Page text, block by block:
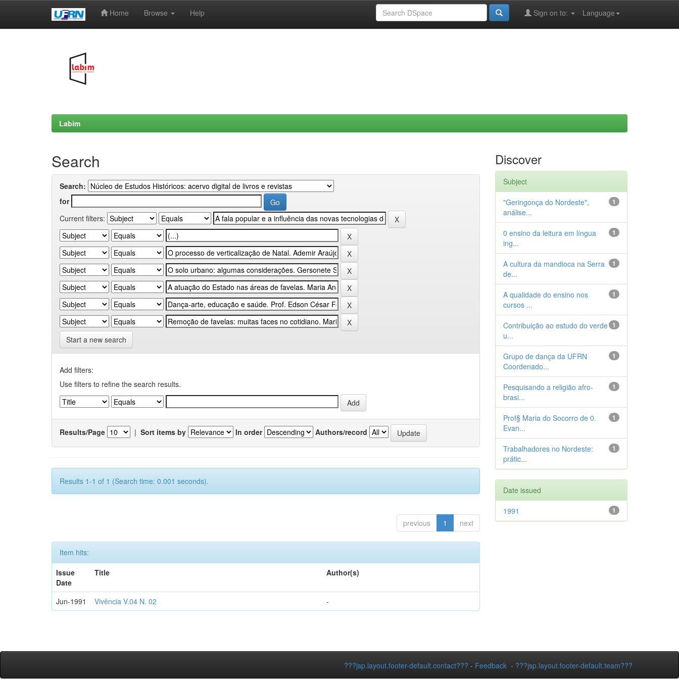
Home Browse Help Language
Sign on to:
Labim
Search
Search:
for
Current filters:
Start a new search
Add filters:
Use filters to refine the search results.
Results/Page | Sort items by In order Authors/record
Results 1-1 of 1 (Search time: 0.001 seconds).
previous 1 next
Item hits:
Issue
Date
Title Author(s)
Jun-1991 Vivência V.04 N. 02 -
Discover
Subject
1
"Geringonça do Nordeste",
análise...
1
0 ensino da leitura em língua
ing...
1
A cultura da mandioca na Serra
de...
1
A qualidade do ensino nos
cursos ...
1
Contribuição ao estudo do verde
u...
1
Grupo de dança da UFRN
Coordenado...
1
Pesquisando a religião afro-
brasi...
1
Prof§ Maria do Socorro de 0.
Evan...
1
Trabalhadores no Nordeste:
prátic...
Date issued
1
1991
???jsp.layout.footer-default.contact??? - Feedback - ???jsp.layout.footer-default.team???